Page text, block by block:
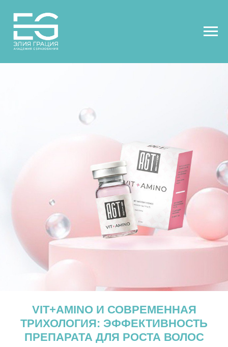
VIT+AMINO И СОВРЕМЕННАЯ
ТРИХОЛОГИЯ: ЭФФЕКТИВНОСТЬ
ПРЕПАРАТА ДЛЯ РОСТА ВОЛОС